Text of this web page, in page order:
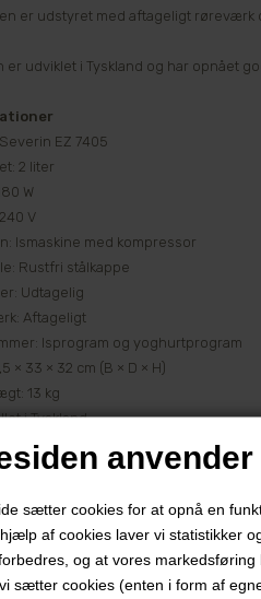
sætter cookies for at opnå en
af cookies laver vi statistikker
og at vores
sætter cookies (enten i form af
er udstyret med aftageligt
er udviklet i Tyskland og har opnået
EZ 7405
2 liter
W
V
Ismaskine med kompressor
Rustfri stålkappe
Udtagelig
Aftageligt
Isprogram og yoghurtprogram
× 33 × 32 cm (B × D × H)
13 kg
i Tyskland
medfølger